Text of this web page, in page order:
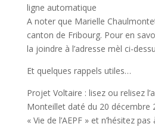
ligne automatique
A noter que Marielle
canton de Fribourg. Pour en
la joindre à l’adresse mèl ci-
Et quelques rappels utiles…
Projet Voltaire : lisez ou relisez
Monteillet daté du 20 décembre
« Vie de l’AEPF » et n’hésitez pas